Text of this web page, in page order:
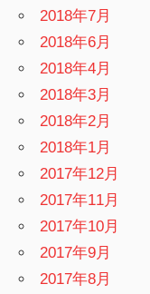
2018年7月
2018年6月
2018年4月
2018年3月
2018年2月
2018年1月
2017年12月
2017年11月
2017年10月
2017年9月
2017年8月